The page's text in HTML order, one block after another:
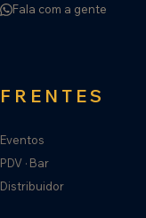
Fala com a gente
FRENTES
Eventos
PDV · Bar
Distribuidor